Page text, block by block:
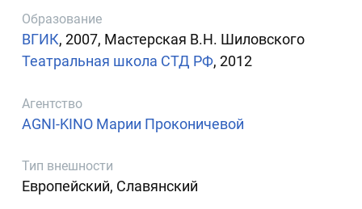
Образование
ВГИК, 2007, Мастерская В.Н. Шиловского
Театральная школа СТД РФ, 2012
Агентство
AGNI-KINO Марии Проконичевой
Тип внешности
Европейский, Славянский